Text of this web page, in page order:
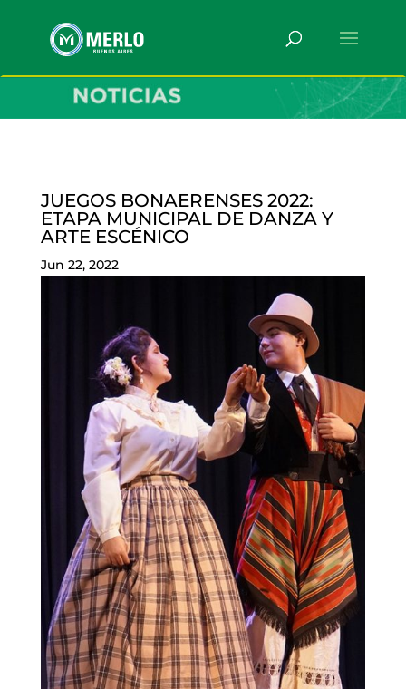
JUEGOS BONAERENSES 2022:
ETAPA MUNICIPAL DE DANZA Y
ARTE ESCÉNICO
Jun 22, 2022